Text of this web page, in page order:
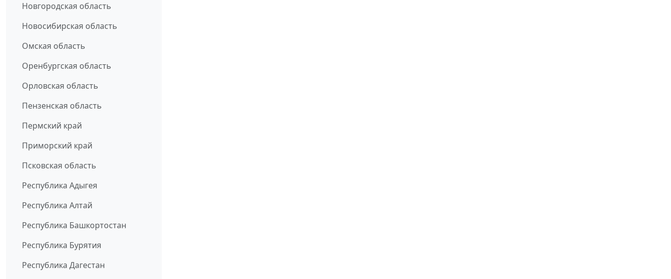
Новгородская область
Новосибирская область
Омская область
Оренбургская область
Орловская область
Пензенская область
Пермский край
Приморский край
Псковская область
Республика Адыгея
Республика Алтай
Республика Башкортостан
Республика Бурятия
Республика Дагестан